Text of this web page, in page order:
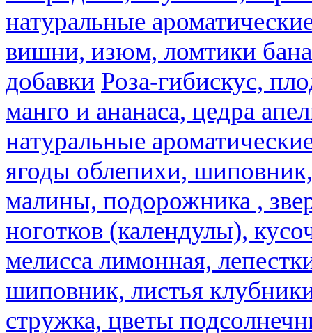
натуральные
вишни, изюм, ломтики
добавки Роза-гибискус,
манго и ананаса, цедра
натуральные
ягоды облепихи,
малины, подорожника ,
ноготков (календулы),
мелисса лимонная,
шиповник, листья
стружка, цветы